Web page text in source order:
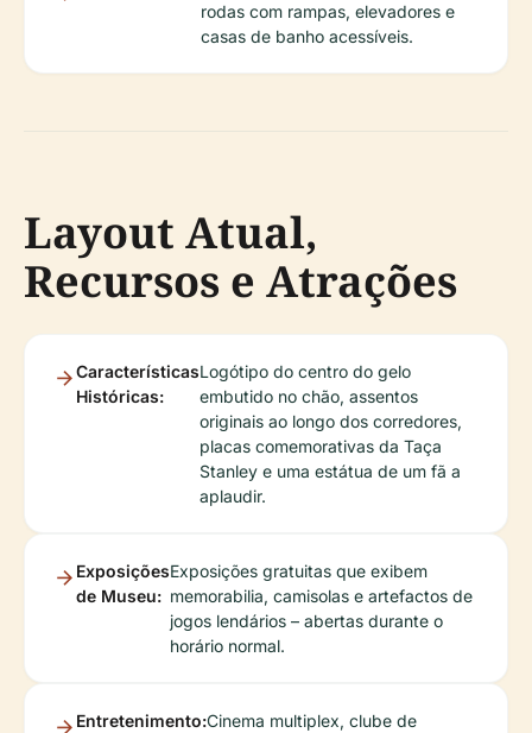
rodas com rampas, elevadores e
casas de banho acessíveis.
Layout Atual,
Recursos e Atrações
Características
Históricas:
Logótipo do centro do gelo
embutido no chão, assentos
originais ao longo dos corredores,
placas comemorativas da Taça
Stanley e uma estátua de um fã a
aplaudir.
Exposições
de Museu:
Exposições gratuitas que exibem
memorabilia, camisolas e artefactos de
jogos lendários – abertas durante o
horário normal.
Entretenimento:Cinema multiplex, clube de